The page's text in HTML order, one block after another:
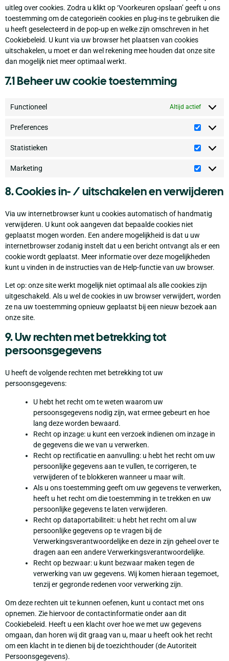
uitleg over cookies. Zodra u klikt op ‘Voorkeuren opslaan’ geeft u ons
toestemming om de categorieën cookies en plug-ins te gebruiken die
u heeft geselecteerd in de pop-up en welke zijn omschreven in het
Cookiebeleid. U kunt via uw browser het plaatsen van cookies
uitschakelen, u moet er dan wel rekening mee houden dat onze site
dan mogelijk niet meer optimaal werkt.
7.1 Beheer uw cookie toestemming
Functioneel Altijd actief
Preferences
Statistieken
Marketing
8. Cookies in- / uitschakelen en verwijderen
Via uw internetbrowser kunt u cookies automatisch of handmatig
verwijderen. U kunt ook aangeven dat bepaalde cookies niet
geplaatst mogen worden. Een andere mogelijkheid is dat u uw
internetbrowser zodanig instelt dat u een bericht ontvangt als er een
cookie wordt geplaatst. Meer informatie over deze mogelijkheden
kunt u vinden in de instructies van de Help-functie van uw browser.
Let op: onze site werkt mogelijk niet optimaal als alle cookies zijn
uitgeschakeld. Als u wel de cookies in uw browser verwijdert, worden
ze na uw toestemming opnieuw geplaatst bij een nieuw bezoek aan
onze site.
9. Uw rechten met betrekking tot
persoonsgegevens
U heeft de volgende rechten met betrekking tot uw
persoonsgegevens:
U hebt het recht om te weten waarom uw
persoonsgegevens nodig zijn, wat ermee gebeurt en hoe
lang deze worden bewaard.
Recht op inzage: u kunt een verzoek indienen om inzage in
de gegevens die we van u verwerken.
Recht op rectificatie en aanvulling: u hebt het recht om uw
persoonlijke gegevens aan te vullen, te corrigeren, te
verwijderen of te blokkeren wanneer u maar wilt.
Als u ons toestemming geeft om uw gegevens te verwerken,
heeft u het recht om die toestemming in te trekken en uw
persoonlijke gegevens te laten verwijderen.
Recht op dataportabiliteit: u hebt het recht om al uw
persoonlijke gegevens op te vragen bij de
Verwerkingsverantwoordelijke en deze in zijn geheel over te
dragen aan een andere Verwerkingsverantwoordelijke.
Recht op bezwaar: u kunt bezwaar maken tegen de
verwerking van uw gegevens. Wij komen hieraan tegemoet,
tenzij er gegronde redenen voor verwerking zijn.
Om deze rechten uit te kunnen oefenen, kunt u contact met ons
opnemen. Zie hiervoor de contactinformatie onder aan dit
Cookiebeleid. Heeft u een klacht over hoe we met uw gegevens
omgaan, dan horen wij dit graag van u, maar u heeft ook het recht
om een klacht in te dienen bij de toezichthouder (de Autoriteit
Persoonsgegevens).